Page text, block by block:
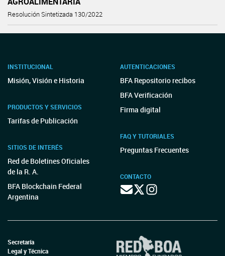
Resolución Sintetizada 130/2022
INSTITUCIONAL
Misión, Visión e Historia
PRODUCTOS Y SERVICIOS
Tarifas de Publicación
SITIOS DE INTERÉS
Red de Boletines Oficiales
de la R. A.
BFA Blockchain Federal
Argentina
AUTENTICACIONES
BFA Repositorio recibos
BFA Verificación
Firma digital
FAQ Y TUTORIALES
Preguntas Frecuentes
CONTACTO
Secretaría
Legal y Técnica